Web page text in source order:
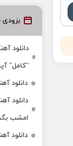
بزودی
“کامل”
دانلود
دانلود
امشب
دانلود